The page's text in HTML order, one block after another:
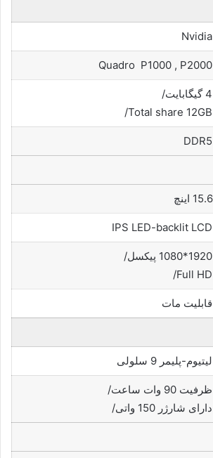
Nvidia
Quadro P1000 , P2000
4 گیگابایت/
Total share 12GB/
DDR5
15.6 اینچ
IPS LED-backlit LCD
1920*1080 پیکسل/
Full HD/
قابلیت مات
لیتیوم-پلیمر 9 سلولی
ظرفیت 90 وات ساعت/
دارای شارژر 150 واتی/